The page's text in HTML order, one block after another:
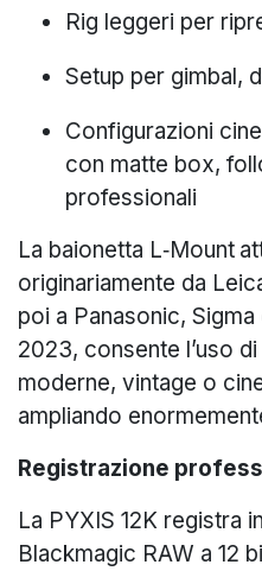
Rig leggeri per
Setup per gimbal,
Configurazioni
con matte box,
professionali
La baionetta L‑Mount
originariamente da
poi a Panasonic,
2023, consente l’uso
moderne, vintage o
ampliando
Registrazione
La PYXIS 12K registra
Blackmagic RAW a 12